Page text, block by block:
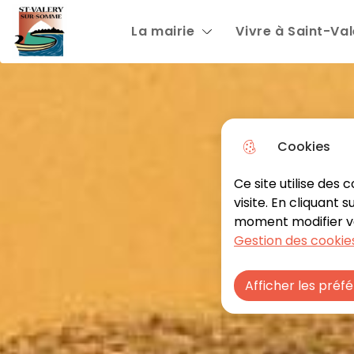
Cookies
Ce site utilise des
visite. En cliquant
moment modifier
Gestion des
Afficher les
Aller au menu Aller à la recherche Aller
a
v
p
r
La mairie Vivre à Saint-